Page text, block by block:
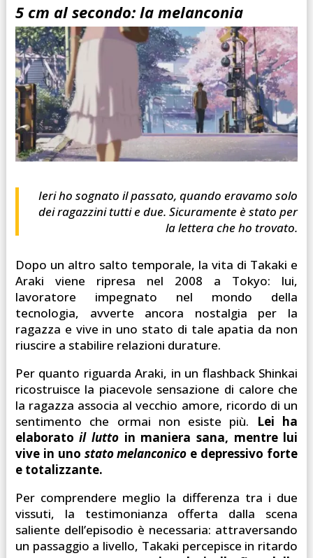
5 cm al secondo: la melanconia
Ieri ho sognato il passato, quando eravamo solo
dei ragazzini tutti e due. Sicuramente è stato per
la lettera che ho trovato.
Dopo un altro salto temporale, la vita di Takaki e
Araki viene ripresa nel 2008 a Tokyo: lui,
lavoratore impegnato nel mondo della
tecnologia, avverte ancora nostalgia per la
ragazza e vive in uno stato di tale apatia da non
riuscire a stabilire relazioni durature.
Per quanto riguarda Araki, in un flashback Shinkai
ricostruisce la piacevole sensazione di calore che
la ragazza associa al vecchio amore, ricordo di un
sentimento che ormai non esiste più. Lei ha
elaboratoil lutto in maniera sana, mentre lui
vive in uno stato melanconico e depressivo forte
e totalizzante.
Per comprendere meglio la differenza tra i due
vissuti, la testimonianza offerta dalla scena
saliente dell’episodio è necessaria: attraversando
un passaggio a livello, Takaki percepisce in ritardo